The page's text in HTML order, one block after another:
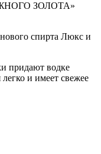
ЗОЛОТА»
спирта Люкс и
придают водке
и имеет свежее